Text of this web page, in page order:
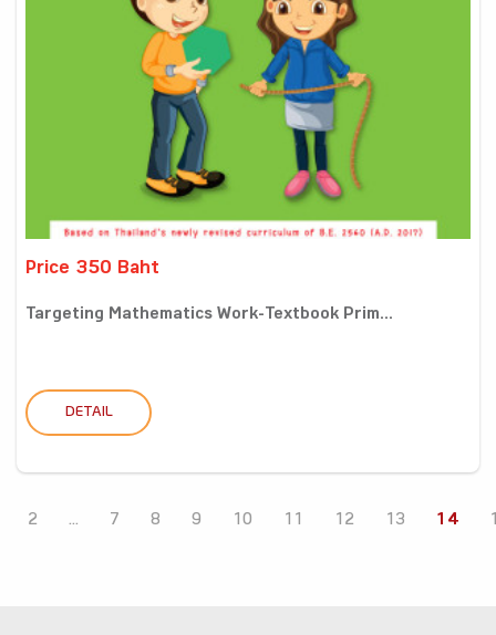
Price 350 Baht
Targeting Mathematics Work-Textbook Prim...
DETAIL
2 ... 7 8 9 10 11 12 13 14